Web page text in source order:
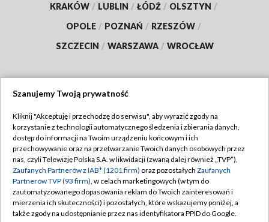
KRAKÓW / LUBLIN / ŁÓDŹ / OLSZTYN /
OPOLE / POZNAŃ / RZESZÓW /
SZCZECIN / WARSZAWA / WROCŁAW
TVP
Abonament TVP
Emisja w TVP
Centrum informacji TVP
Naziemna Telewizja Cyfrowa
Regulamin TVP
Polityka prywatności
Moje zgody
Pomoc
Szanujemy Twoją prywatność
Kliknij "Akceptuję i przechodzę do serwisu", aby wyrazić zgody na
korzystanie z technologii automatycznego śledzenia i zbierania danych,
dostęp do informacji na Twoim urządzeniu końcowym i ich
przechowywanie oraz na przetwarzanie Twoich danych osobowych przez
nas, czyli Telewizję Polską S.A. w likwidacji (zwaną dalej również „TVP”),
Zaufanych Partnerów z IAB* (1201 firm) oraz pozostałych Zaufanych
Partnerów TVP (93 firm), w celach marketingowych (w tym do
zautomatyzowanego dopasowania reklam do Twoich zainteresowań i
mierzenia ich skuteczności) i pozostałych, które wskazujemy poniżej, a
także zgody na udostępnianie przez nas identyfikatora PPID do Google.